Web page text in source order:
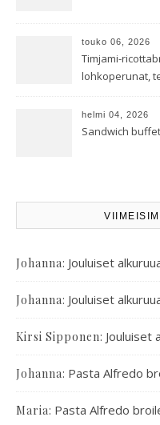
touko 06, 2026
Timjami-
lohkoperunat,
salaatti
helmi 04, 2026
Sandwich
Johanna: Jouluiset
Johanna: Jouluiset
Kirsi Sipponen: Jouluiset
Johanna: Pasta Alfredo
Maria: Pasta Alfredo